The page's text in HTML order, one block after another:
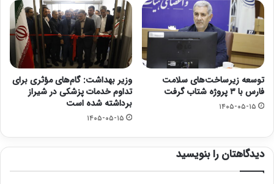
توسعه زیرساخت‌های سلامت
فارس با ۳ پروژه شتاب گرفت
۱۴۰۵-۰۵-۱۵
وزیر بهداشت: گام‌های مؤثری برای
تداوم خدمات پزشکی در شیراز
برداشته شده است
۱۴۰۵-۰۵-۱۵
دیدگاهتان را بنویسید